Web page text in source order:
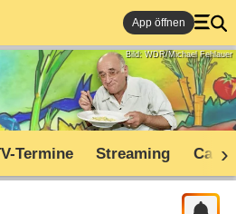
App öffnen
Bild: WDR/Michael Fehlauer
Termine Streaming Cast